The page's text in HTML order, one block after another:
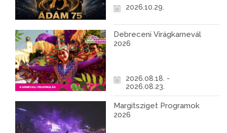
2026.10.29.
Debreceni Virágkarnevál
2026
2026.08.18. -
2026.08.23.
Margitsziget Programok
2026